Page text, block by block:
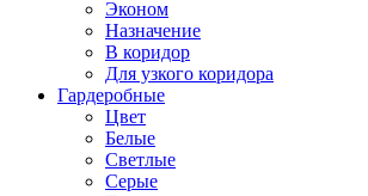
Эконом
Назначение
В коридор
Для узкого коридора
Гардеробные
Цвет
Белые
Светлые
Серые